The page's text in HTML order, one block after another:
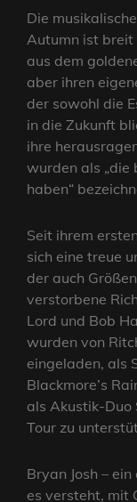
Die
Autumn ist breit
aus dem
aber ihren
der sowohl die
in die Zukunft
ihre
wurden als „die
haben“
Seit ihrem
sich eine treue
der auch
verstorbene
Lord und Bob
wurden von
eingeladen, als
Blackmore’s
als Akustik-Duo
Tour zu
Bryan Josh –
es versteht, mit